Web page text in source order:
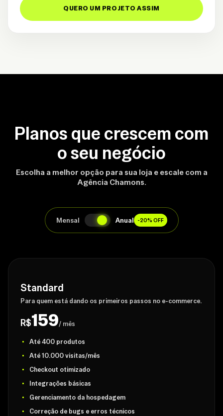
QUERO UM PROJETO ASSIM
Planos que crescem com
o seu negócio
Escolha a melhor opção para sua loja e escale com a
Agência Chamons.
Mensal Anual -20% OFF
Standard
Para quem está dando os primeiros passos no e-commerce.
R$159/ mês
Até 400 produtos
Até 10.000 visitas/mês
Checkout otimizado
Integrações básicas
Gerenciamento da hospedagem
Correção de bugs e erros técnicos